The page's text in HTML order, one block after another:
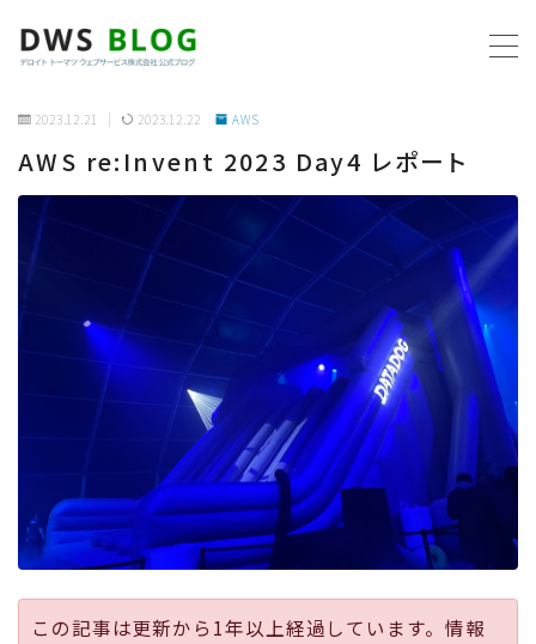
ホーム
AWS
プログラミング
ビジネス
社内制度
採用
公式ページ
2023.12.21 2023.12.22 AWS
AWS re:Invent 2023 Day4 レポート
この記事は更新から1年以上経過しています。情報